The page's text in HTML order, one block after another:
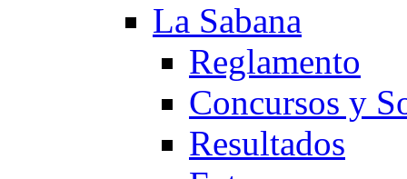
La Sabana
Reglamento
Concursos y
Resultados